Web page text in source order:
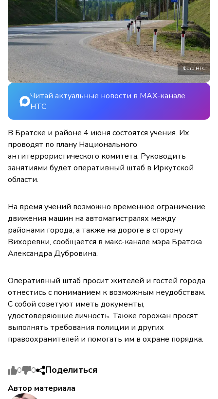
Фото НТС
Читай актуальные новости в MAX-канале
НТС
В Братске и районе 4 июня состоятся учения. Их
проводят по плану Национального
антитеррористического комитета. Руководить
занятиями будет оперативный штаб в Иркутской
области.
На время учений возможно временное ограничение
движения машин на автомагистралях между
районами города, а также на дороге в сторону
Вихоревки, сообщается в макс-канале мэра Братска
Александра Дубровина.
Оперативный штаб просит жителей и гостей города
отнестись с пониманием к возможным неудобствам.
С собой советуют иметь документы,
удостоверяющие личность. Также горожан просят
выполнять требования полиции и других
правоохранителей и помогать им в охране порядка.
0 0 Поделиться
Автор материала